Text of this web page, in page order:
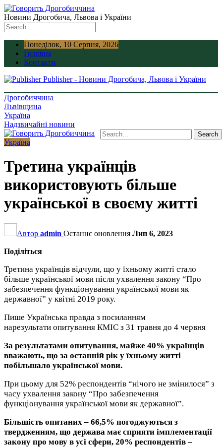
Новини Дрогобича, Львова і України
Понеділок, 10 Серпня, 2026
Головна
Контакти
Publisher - Новини Дрогобича, Львова і України
Дрогобиччина
Львівщина
Україна
Надзвичайні новини
Україна
Третина українців
використовують більше
української в своєму житті
Автор admin Останнє оновлення Лип 6, 2023
Поділіться
Третина українців відчули, що у їхньому житті стало
більше української мови після ухвалення закону “Про
забезпечення функціонування української мови як
державної” у квітні 2019 року.
Пише Українська правда з посиланням
нарезультати опитування КМІС з 31 травня до 4 червня
За результатами опитування, майже 40% українців
вважають, що за останній рік у їхньому житті
побільшало української мови.
При цьому для 52% респондентів “нічого не змінилося” з
часу ухвалення закону “Про забезпечення
функціонування української мови як державної”.
Більшість опитаних – 66,5% погоджуються з
твердженням, що держава має сприяти імплементації
закону про мову в усі сфери, 20% респондентів –